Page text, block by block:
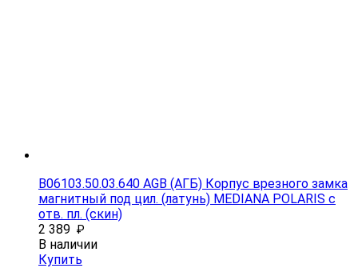
B06103.50.03.640 AGB (АГБ) Корпус врезного замка
магнитный под цил. (латунь) MEDIANA POLARIS с
отв. пл. (скин)
2 389 ₽
В наличии
Купить